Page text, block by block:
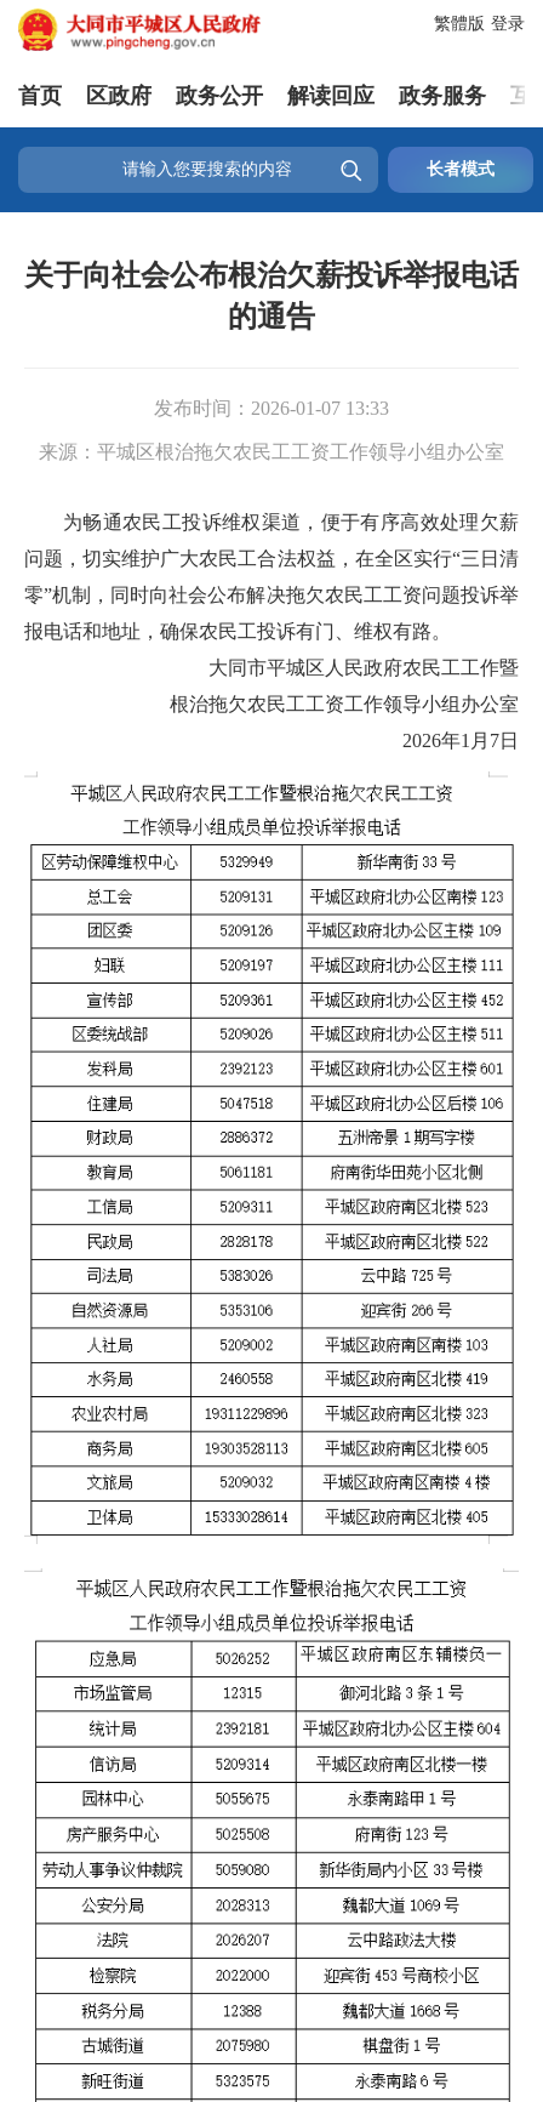
登录
繁體版
首页 区政府 政务公开 解读回应 政务服务 互
 长者模式
关于向社会公布根治欠薪投诉举报电话
的通告
发布时间： 2026-01-07 13:33
来源： 平城区根治拖欠农民工工资工作领导小组办公室
为畅通农民工投诉维权渠道，便于有序高效处理欠薪
问题，切实维护广大农民工合法权益，在全区实行“三日清
零”机制，同时向社会公布解决拖欠农民工工资问题投诉举
报电话和地址，确保农民工投诉有门、维权有路。
大同市平城区人民政府农民工工作暨
根治拖欠农民工工资工作领导小组办公室
2026年1月7日